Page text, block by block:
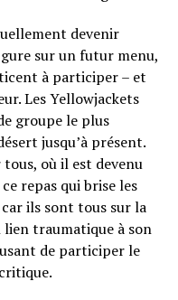
devenir
sur un futur menu,
à participer – et
Les Yellowjackets
groupe le plus
jusqu’à présent.
où il est devenu
repas qui brise les
ils sont tous sur la
lien traumatique à son
de participer le